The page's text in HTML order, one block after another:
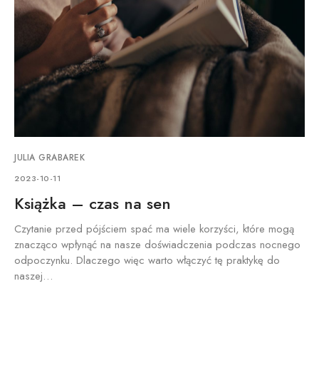
JULIA GRABAREK
2023-10-11
Książka – czas na sen
Czytanie przed pójściem spać ma wiele korzyści, które mogą
znacząco wpłynąć na nasze doświadczenia podczas nocnego
odpoczynku. Dlaczego więc warto włączyć tę praktykę do
naszej…